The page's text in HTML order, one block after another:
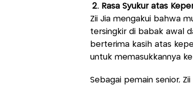
2. Rasa Syukur atas
Zii Jia mengakui bahwa
tersingkir di babak awal
berterima kasih atas
untuk memasukkannya
Sebagai pemain senior,